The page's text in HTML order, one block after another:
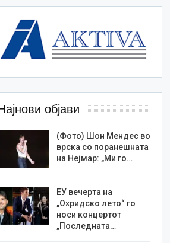
објави
(Фото) Шон Мендес во
врска со поранешната
на Нејмар: „Ми го…
ЕУ вечерта на
„Охридско лето“ го
носи концертот
„Последната…